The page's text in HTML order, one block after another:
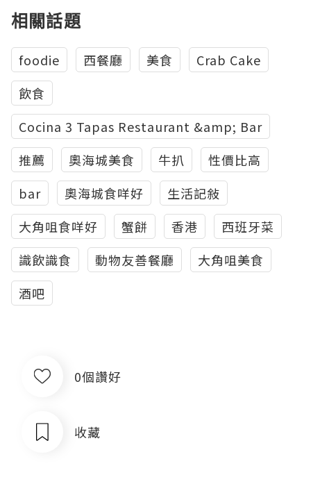
相關話題
foodie 西餐廳 美食
Crab Cake
飲食
Cocina 3 Tapas Restaurant &amp; Bar
推薦
奧海城美食 牛扒
性價比高
bar
奧海城食咩好
生活記敍
大角咀食咩好
蟹餅 香港
西班牙菜
識飲識食
動物友善餐廳
大角咀美食
酒吧
0個讚好
收藏